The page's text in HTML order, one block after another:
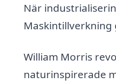
När
William Morris
naturinspirerade